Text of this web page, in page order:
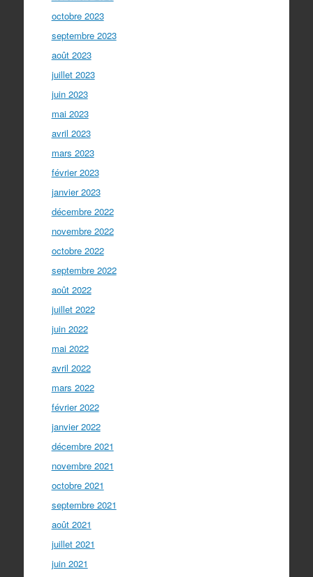
octobre 2023
septembre 2023
août 2023
juillet 2023
juin 2023
mai 2023
avril 2023
mars 2023
février 2023
janvier 2023
décembre 2022
novembre 2022
octobre 2022
septembre 2022
août 2022
juillet 2022
juin 2022
mai 2022
avril 2022
mars 2022
février 2022
janvier 2022
décembre 2021
novembre 2021
octobre 2021
septembre 2021
août 2021
juillet 2021
juin 2021